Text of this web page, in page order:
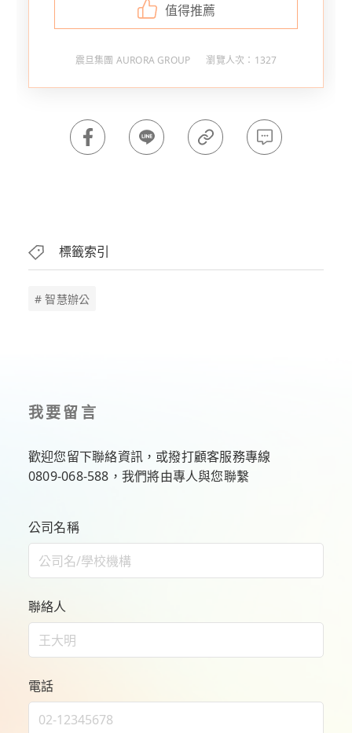
值得推薦
震旦集團 AURORA GROUP 瀏覽人次：1327
標籤索引
# 智慧辦公
我要留言
歡迎您留下聯絡資訊，或撥打顧客服務專線
0809-068-588 ，我們將由專人與您聯繫
公司名稱
聯絡人
電話